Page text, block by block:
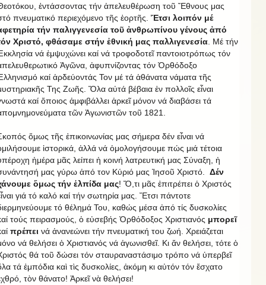
ἐντάσσοντας τήν ἀπελευθέρωση τοῦ Ἔθνους μας
πνευματικό περιεχόμενο τῆς ἑορτῆς. Ἔτσι λοιπόν μέ
τήν παλιγγενεσία τοῦ ἀνθρωπίνου γένους ἀπό
Χριστό, φθάσαμε στήν ἐθνική μας παλλιγενεσία . Μέ τήν
νά ἐμψυχώνει καί νά τροφοδοτεῖ παντοιοτρόπως τόν
Ἀγῶνα, ἀφυπνίζοντας τόν Ὀρθόδοξο
καί ἀρδεύοντάς Τον μέ τά ἀθάνατα νάματα τῆς
Της Ζωῆς. Ὅλα αὐτά βέβαια ἐν πολλοῖς εἶναι
καί ὅποιος ἀμφιβάλλει ἀρκεῖ μόνον νά διαβάσει τά
τῶν Ἀγωνιστῶν τοῦ 1821.
ὅμως τῆς ἐπικοινωνίας μας σήμερα δέν εἶναι νά
ἱστορικά, ἀλλά νά ὁμολογήσουμε πώς μιά τέτοια
ἡμέρα μᾶς λείπει ἡ κοινή λατρευτική μας Σύναξη, ἡ
μας γύρω ἀπό τον Κύριό μας Ἰησοῦ Χριστό. Δέν
ὅμως τήν ἐλπίδα μας! Ὅ,τι μᾶς ἐπιτρέπει ὁ Χριστός
γιά τό καλό καί τήν σωτηρία μας. Ἔτσι πάντοτε
τό θέλημά Του, καθώς μέσα ἀπό τίς δυσκολίες
τούς πειρασμούς, ὁ εὐσεβής Ὀρθόδοξος Χριστιανός μπορεῖ
πρέπει νά ἀνανεώνει τήν πνευματική του ζωή. Χρειάζεται
νά θελήσει ὁ Χριστιανός νά ἀγωνισθεῖ. Κι ἄν θελήσει, τότε ὁ
θά τοῦ δώσει τόν σταυραναστάσιμο τρόπο νά ὑπερβεῖ
τά ἐμπόδια καὶ τὶς δυσκολίες, ἀκόμη κι αὐτόν τόν ἔσχατο
τὸν θάνατο! Ἀρκεῖ νὰ θελήσει!